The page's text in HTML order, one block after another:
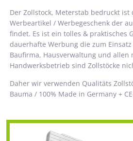
Der Zollstock, Meterstab bedruckt ist
Werbeartikel / Werbegeschenk der
findet. Es ist ein tolles & praktisches
dauerhafte Werbung die zum
Baufirma, Hausverwaltung und allen
Handwerksbetrieb sind Zollstöcke
Daher wir verwenden Qualitäts
Bauma / 100% Made in Germany +